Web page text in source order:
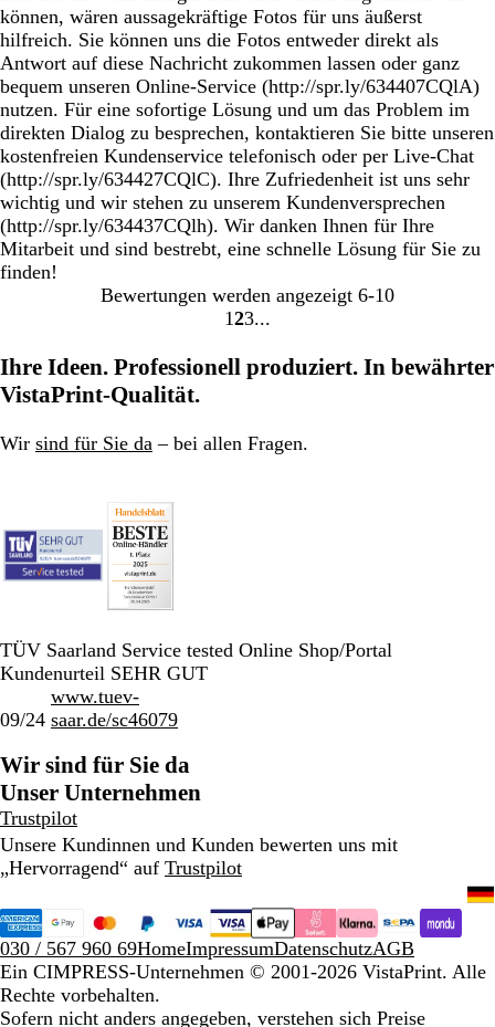
können, wären aussagekräftige Fotos für uns äußerst
hilfreich. Sie können uns die Fotos entweder direkt als
Antwort auf diese Nachricht zukommen lassen oder ganz
bequem unseren Online-Service (http://spr.ly/634407CQlA)
nutzen. Für eine sofortige Lösung und um das Problem im
direkten Dialog zu besprechen, kontaktieren Sie bitte unseren
kostenfreien Kundenservice telefonisch oder per Live-Chat
(http://spr.ly/634427CQlC). Ihre Zufriedenheit ist uns sehr
wichtig und wir stehen zu unserem Kundenversprechen
(http://spr.ly/634437CQlh). Wir danken Ihnen für Ihre
Mitarbeit und sind bestrebt, eine schnelle Lösung für Sie zu
finden!
Bewertungen werden angezeigt 6-10
Gehe
Seite
1 Gehe
Seite
2Gehe
Seite
3
Ihre Ideen. Professionell produziert. In bewährter
VistaPrint-Qualität.
Wir sind für Sie da – bei allen Fragen.
TÜV Saarland Service tested Online Shop/Portal
Kundenurteil SEHR GUT
09/24
www.tuev-
saar.de/sc46079
Wir sind für Sie da
Unser Unternehmen
Trustpilot
Unsere Kundinnen und Kunden bewerten uns mit
„Hervorragend“ auf Trustpilot
030 / 567 960 69HomeImpressumDatenschutzAGB
Ein CIMPRESS-Unternehmen © 2001-2026 VistaPrint. Alle
Rechte vorbehalten.
Sofern nicht anders angegeben, verstehen sich Preise